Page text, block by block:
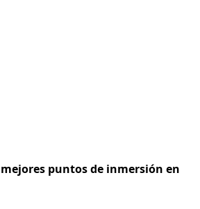
puntos de inmersión en